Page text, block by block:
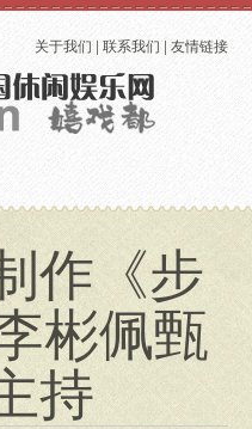
关于我们 | 联系我们 | 友情链接
作《步
彬佩甄
持